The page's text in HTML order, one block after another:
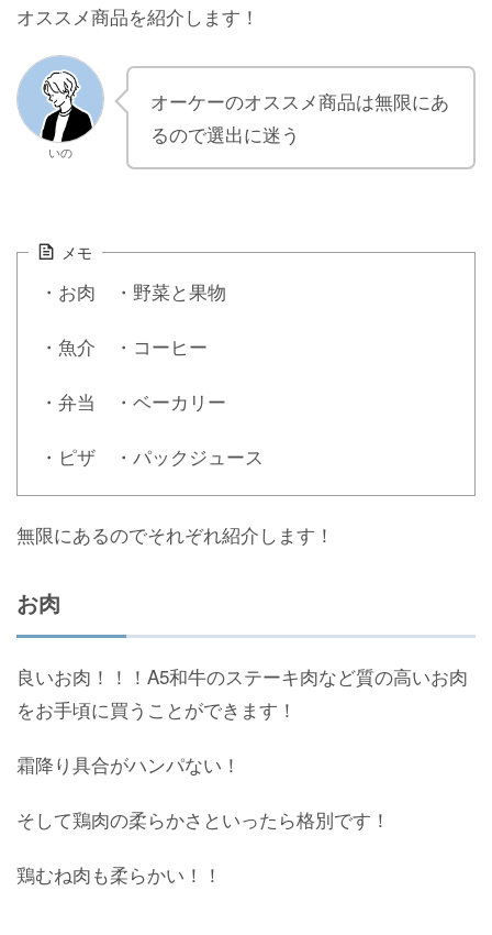
オススメ商品を紹介します！
いの
オーケーのオススメ商品は無限にあ
るので選出に迷う
メモ
・お肉 ・野菜と果物
・魚介 ・コーヒー
・弁当 ・ベーカリー
・ピザ ・パックジュース
無限にあるのでそれぞれ紹介します！
お肉
良いお肉！！！A5和牛のステーキ肉など質の高いお肉
をお手頃に買うことができます！
霜降り具合がハンパない！
そして鶏肉の柔らかさといったら格別です！
鶏むね肉も柔らかい！！